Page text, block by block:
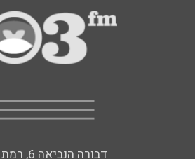
דבורה הנביאה 6, רמת השרון